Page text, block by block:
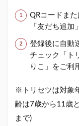
QRコードま
「友だち追加
登録後に自動
チェック「ト
りこ」をご利
※トリセツは対象
齢は7歳から11歳
まで)